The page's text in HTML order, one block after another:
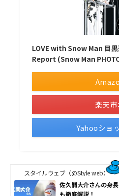
LOVE with Snow Man 目
Report (Snow Man
楽天
Yahooショ
スタイルウェブ（@Style web）
佐久間大介さんの身
も徹底解説！